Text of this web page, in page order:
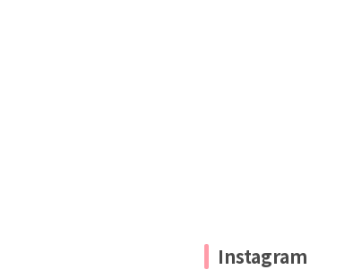
Instagram